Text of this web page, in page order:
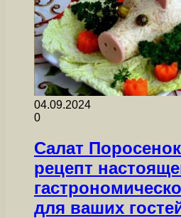
04.09.2024
0
Салат
рецепт
для ваших